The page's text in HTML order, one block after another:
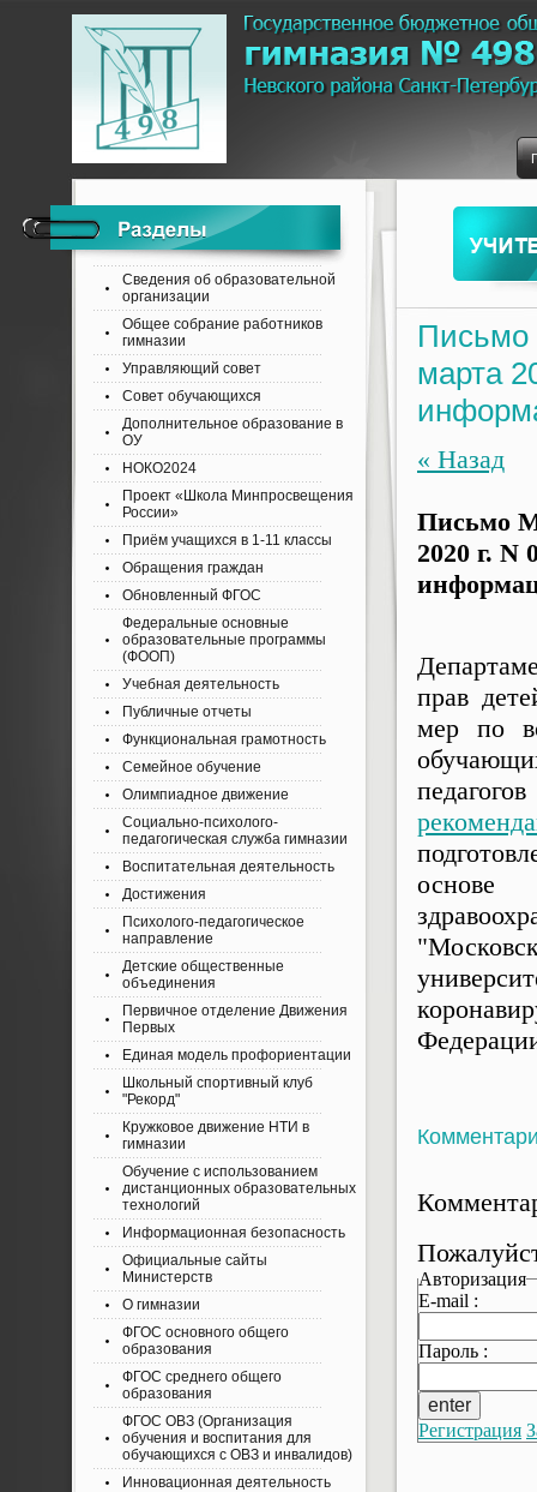
Письмо
марта
« Назад
Письмо
2020 г. N
прав
мер по
основе
Авторизация
E-mail :
Пароль :
Регистрация
Сведения об образовательной
организации
Общее собрание работников
гимназии
Управляющий совет
Совет обучающихся
Дополнительное образование в
ОУ
НОКО2024
Проект «Школа Минпросвещения
России»
Приём учащихся в 1-11 классы
Обращения граждан
Обновленный ФГОС
Федеральные основные
образовательные программы
(ФООП)
Учебная деятельность
Публичные отчеты
Функциональная грамотность
Семейное обучение
Олимпиадное движение
Социально-психолого-
педагогическая служба гимназии
Воспитательная деятельность
Достижения
Психолого-педагогическое
направление
Детские общественные
объединения
Первичное отделение Движения
Первых
Единая модель профориентации
Школьный спортивный клуб
"Рекорд"
Кружковое движение НТИ в
гимназии
Обучение с использованием
дистанционных образовательных
технологий
Информационная безопасность
Официальные сайты
Министерств
О гимназии
ФГОС основного общего
образования
ФГОС среднего общего
образования
ФГОС ОВЗ (Организация
обучения и воспитания для
обучающихся с ОВЗ и инвалидов)
Инновационная деятельность